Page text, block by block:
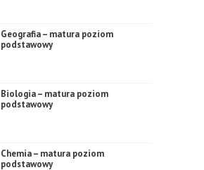
Geografia – matura poziom
podstawowy
Biologia – matura poziom
podstawowy
Chemia – matura poziom
podstawowy